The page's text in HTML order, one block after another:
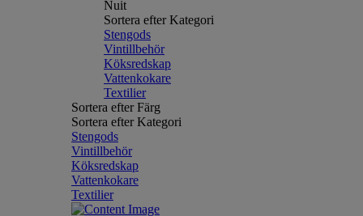
Nuit
Sortera efter Kategori
Stengods
Vintillbehör
Köksredskap
Vattenkokare
Textilier
Sortera efter Färg
Sortera efter Kategori
Stengods
Vintillbehör
Köksredskap
Vattenkokare
Textilier